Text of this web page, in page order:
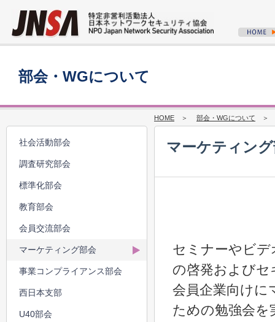
部会・WGについて
HOME ＞ 部会・WGについて ＞
マーケティン
セミナーやビ
の啓発およびセ
会員企業向けに
ための勉強会を
社会活動部会
調査研究部会
標準化部会
教育部会
会員交流部会
マーケティング部会
事業コンプライアンス部会
西日本支部
U40部会